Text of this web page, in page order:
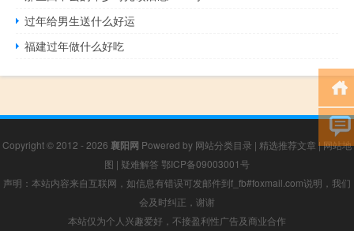
过年给男生送什么好运
福建过年做什么好吃
Copyright © 2012 - 2026 襄阳网 Powered by 网站分类目录 | 精选推荐文章 |网站地
图 | 疑难解答 鄂ICP备09003001号
声明：本站内容来自互联网，如信息有错误可发邮件到f_fb#foxmail.com说明，我们
会及时纠正，谢谢
本站仅为个人兴趣爱好，不接盈利性广告及商业合作